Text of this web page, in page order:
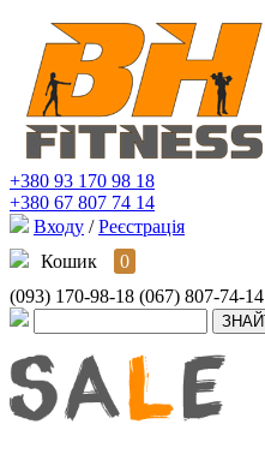
+380 93 170 98 18
+380 67 807 74 14
Входу / Реєстрація
Кошик
0
(093) 170-98-18 (067) 807-74-14